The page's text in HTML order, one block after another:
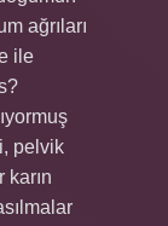
ağrıları
ile
pelvik
karın